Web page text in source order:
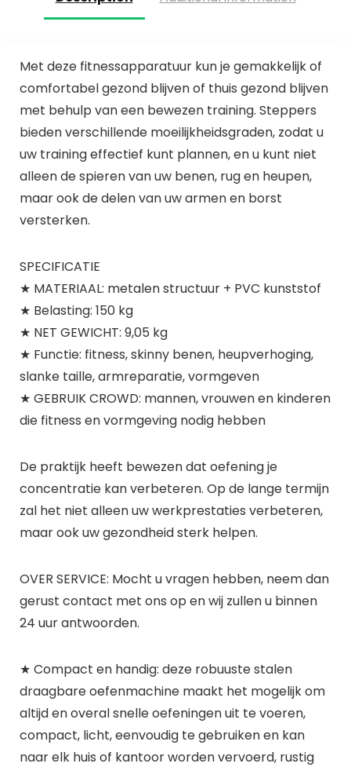
Met deze fitnessapparatuur kun je gemakkelijk of
comfortabel gezond blijven of thuis gezond blijven
met behulp van een bewezen training. Steppers
bieden verschillende moeilijkheidsgraden, zodat u
uw training effectief kunt plannen, en u kunt niet
alleen de spieren van uw benen, rug en heupen,
maar ook de delen van uw armen en borst
versterken.
SPECIFICATIE
★ MATERIAAL: metalen structuur + PVC kunststof
★ Belasting: 150 kg
★ NET GEWICHT: 9,05 kg
★ Functie: fitness, skinny benen, heupverhoging,
slanke taille, armreparatie, vormgeven
★ GEBRUIK CROWD: mannen, vrouwen en kinderen
die fitness en vormgeving nodig hebben
De praktijk heeft bewezen dat oefening je
concentratie kan verbeteren. Op de lange termijn
zal het niet alleen uw werkprestaties verbeteren,
maar ook uw gezondheid sterk helpen.
OVER SERVICE: Mocht u vragen hebben, neem dan
gerust contact met ons op en wij zullen u binnen
24 uur antwoorden.
★ Compact en handig: deze robuuste stalen
draagbare oefenmachine maakt het mogelijk om
altijd en overal snelle oefeningen uit te voeren,
compact, licht, eenvoudig te gebruiken en kan
naar elk huis of kantoor worden vervoerd, rustig